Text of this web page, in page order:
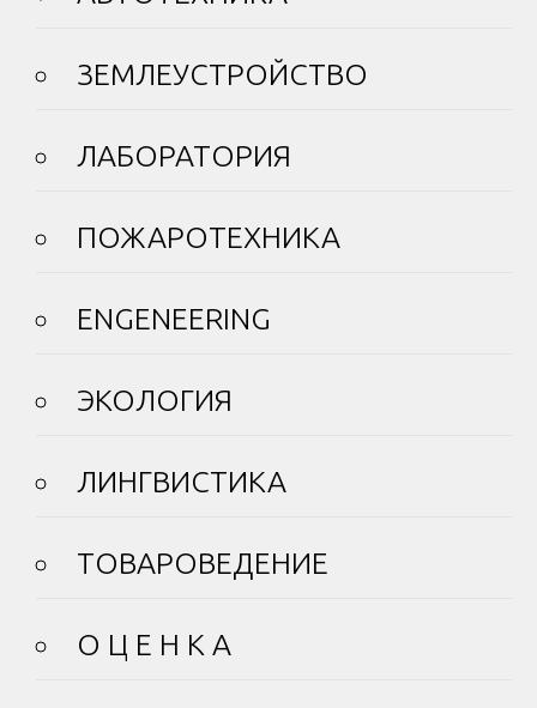
ЗЕМЛЕУСТРОЙСТВО
ЛАБОРАТОРИЯ
ПОЖАРОТЕХНИКА
ENGENEERING
ЭКОЛОГИЯ
ЛИНГВИСТИКА
ТОВАРОВЕДЕНИЕ
О Ц Е Н К А